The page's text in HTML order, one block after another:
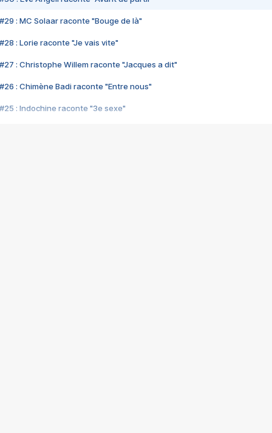
#29 : MC Solaar raconte "Bouge de là"
#28 : Lorie raconte "Je vais vite"
#27 : Christophe Willem raconte "Jacques a dit"
#26 : Chimène Badi raconte "Entre nous"
#25 : Indochine raconte "3e sexe"